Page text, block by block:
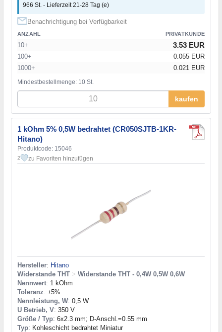
966 St. - Lieferzeit 21-28 Tag (e)
Benachrichtigung bei Verfügbarkeit
ANZAHL PRIVATKUNDE
10+ 3.53 EUR
100+
0.055 EUR
1000+
0.021 EUR
Mindestbestellmenge: 10 St.
kaufen
1 kOhm 5% 0,5W bedrahtet (CR050SJTB-1KR-
Hitano)
Produktcode: 15046
2 zu Favoriten hinzufügen
Hersteller: Hitano
Widerstande THT > Widerstande THT - 0,4W 0,5W 0,6W
Nennwert: 1 kOhm
Toleranz: ±5%
Nennleistung, W: 0,5 W
U Betrieb, V: 350 V
Größe / Typ: 6x2.3 mm; D-Anschl.=0.55 mm
Typ: Kohleschicht bedrahtet Miniatur